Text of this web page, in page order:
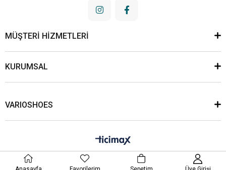
MÜŞTERİ HİZMETLERİ
KURUMSAL
VARIOSHOES